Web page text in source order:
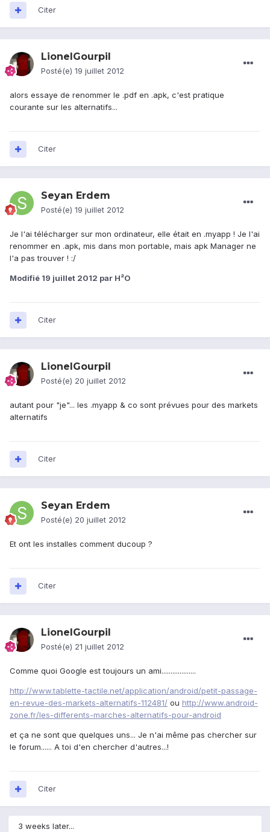
Citer
LionelGourpil
Posté(e) 19 juillet 2012
alors essaye de renommer le .pdf en .apk, c'est pratique
courante sur les alternatifs...
Citer
Seyan Erdem
Posté(e) 19 juillet 2012
Je l'ai télécharger sur mon ordinateur, elle était en .myapp ! Je l'ai
renommer en .apk, mis dans mon portable, mais apk Manager ne
l'a pas trouver ! :/
Modifié 19 juillet 2012 par H²O
Citer
LionelGourpil
Posté(e) 20 juillet 2012
autant pour "je"... les .myapp & co sont prévues pour des markets
alternatifs
Citer
Seyan Erdem
Posté(e) 20 juillet 2012
Et ont les installes comment ducoup ?
Citer
LionelGourpil
Posté(e) 21 juillet 2012
Comme quoi Google est toujours un ami...................
http://www.tablette-tactile.net/application/android/petit-passage-
en-revue-des-markets-alternatifs-112481/ ou http://www.android-
zone.fr/les-differents-marches-alternatifs-pour-android
et ça ne sont que quelques uns... Je n'ai même pas chercher sur
le forum...... A toi d'en chercher d'autres...!
Citer
3 weeks later...